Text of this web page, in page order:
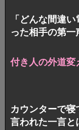
「どんな間違
った相手の第一
付き人の外道
カウンターで
言われた一言と